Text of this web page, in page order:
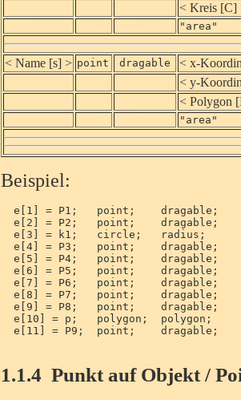
< Kreis
"area"
< Name [s] > point dragable
< x-
< y-
< Polygon
"area"
Beispiel:
e[1] = P1;   point;    dragable;
e[2] = P2;   point;    dragable;
e[3] = k1;   circle;   radius;
e[4] = P3;   point;    dragable;
e[5] = P4;   point;    dragable;
e[6] = P5;   point;    dragable;
e[7] = P6;   point;    dragable;
e[8] = P7;   point;    dragable;
e[9] = P8;   point;    dragable;
e[10] = p;   polygon;  polygon;
e[11] = P9;  point;    dragable;
1.1.4Punkt auf Objekt /